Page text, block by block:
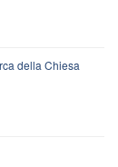
della Chiesa